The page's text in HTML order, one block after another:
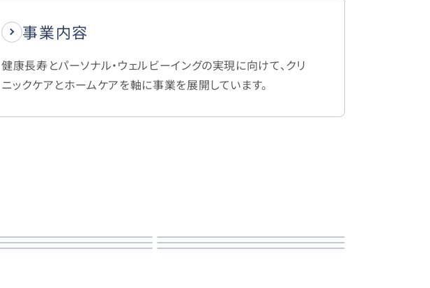
事業内容
健康長寿とパーソナル・ウェルビーイングの実現に向けて、クリ
ニックケアとホームケアを軸に事業を展開しています。